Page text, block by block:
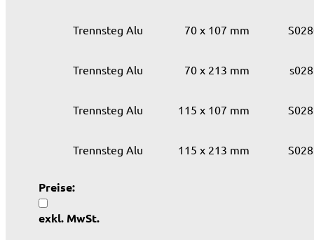
Trennsteg Alu 70 x 107 mm
Trennsteg Alu 70 x 213 mm
Trennsteg Alu 115 x 107 mm
Trennsteg Alu 115 x 213 mm
Preise:
exkl. MwSt.